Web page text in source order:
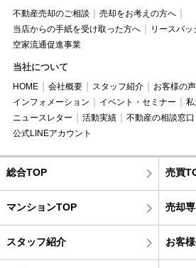
不動産売却のご相談
売却をお考えの方へ
当店からの手紙を受け取った方へ
リースバッ
空家流通促進事業
当社について
HOME 会社概要 スタッフ紹介 お客様の声
インフォメーション
イベント・セミナー
私
ニュースレター
活動実績 不動産の相談窓口
公式LINEアカウント
総合TOP 売買
マンションTOP 売却
スタッフ紹介 お客